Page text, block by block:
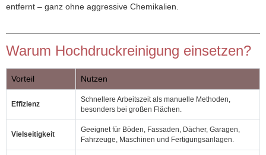
entfernt – ganz ohne aggressive Chemikalien.
Warum Hochdruckreinigung einsetzen?
Vorteil Nutzen
Effizienz
Schnellere Arbeitszeit als manuelle Methoden,
besonders bei großen Flächen.
Vielseitigkeit
Geeignet für Böden, Fassaden, Dächer, Garagen,
Fahrzeuge, Maschinen und Fertigungsanlagen.